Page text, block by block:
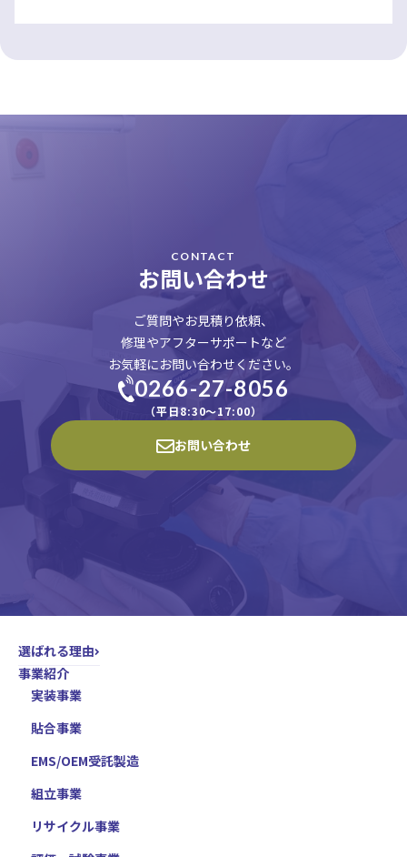
CONTACT
お問い合わせ
ご質問やお見積り依頼、
修理やアフターサポートなど
お気軽にお問い合わせください。
0266-27-8056
（平日8:30〜17:00）
お問い合わせ
選ばれる理由
事業紹介
実装事業
貼合事業
EMS/OEM受託製造
組立事業
リサイクル事業